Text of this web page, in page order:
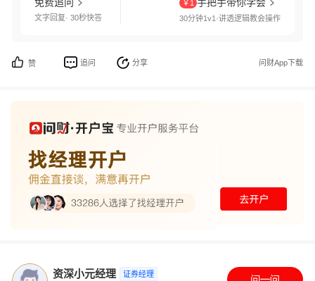
文字回复· 30秒快答
￥1
30分钟1v1·讲透逻辑教会操作
赞 追问 分享 问财App下载
资深小元经理 证券经理